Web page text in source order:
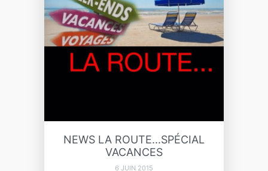
NEWS LA ROUTE...SPÉCIAL
VACANCES
6 JUIN 2015